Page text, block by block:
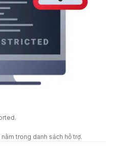
trong danh sách hỗ trợ.